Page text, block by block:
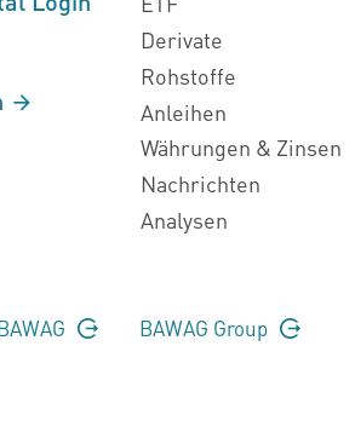
Derivate
Rohstoffe
Anleihen
Währungen & Zinsen
Nachrichten
Analysen
BAWAG Group